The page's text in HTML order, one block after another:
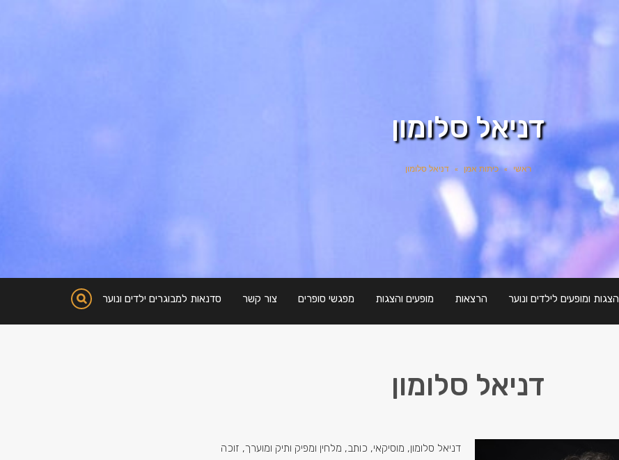
דניאל סלומון
ראשי » כיתות אמן » דניאל סלומון
הצגות ומופעים לילדים ונוער הרצאות מופעים והצגות מפגשי סופרים צור קשר סדנאות למבוגרים ילדים ונוער
דניאל סלומון
דניאל סלומון, מוסיקאי, כותב, מלחין ומפיק ותיק ומוערך, זוכה